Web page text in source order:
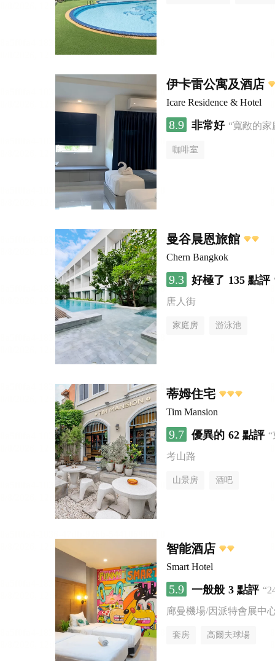
伊卡雷公寓及酒店
Icare Residence & Hotel
8.9 非常好 “寬敞的
咖啡室
曼谷晨恩旅館
Chern Bangkok
9.3 好極了 135 點評
唐人街
家庭房 游泳池
蒂姆住宅
Tim Mansion
9.7 優異的 62 點評
考山路
山景房 酒吧
智能酒店
Smart Hotel
5.9 一般般 3 點評
廊曼機場/因派特會展中
套房 高爾夫球場